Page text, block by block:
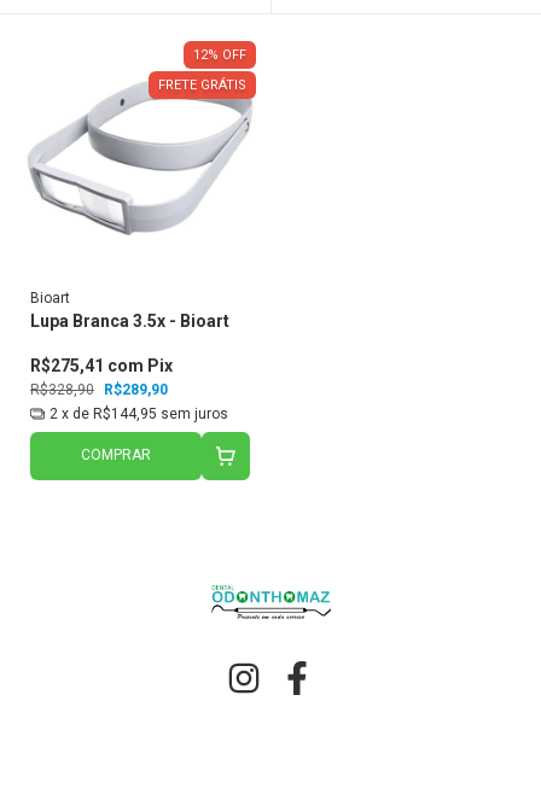
12% OFF
FRETE GRÁTIS
Bioart
Lupa Branca 3.5x - Bioart
R$328,90 R$289,90
R$275,41 com Pix
2 x de R$144,95 sem juros
COMPRAR